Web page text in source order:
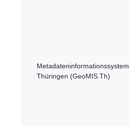
Metadateninformationssystem
Thüringen (GeoMIS.Th)